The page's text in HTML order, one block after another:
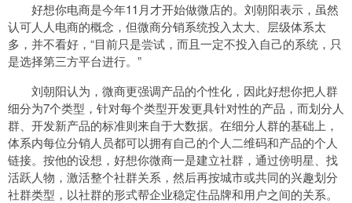
好想你电商是今年11月才开始做微店的。刘朝阳表示，虽然
认可人人电商的概念，但微商分销系统投入太大、层级体系太
多，并不看好，“目前只是尝试，而且一定不投入自己的系统，只
是选择第三方平台进行。”
刘朝阳认为，微商更强调产品的个性化，因此好想你把人群
细分为7个类型，针对每个类型开发更具针对性的产品，而划分人
群、开发新产品的标准则来自于大数据。在细分人群的基础上，
体系内每位分销人员都可以拥有自己的个人二维码和产品的个人
链接。按他的设想，好想你微商一是建立社群，通过傍明星、找
活跃人物，激活整个社群关系，然后再按城市或共同的兴趣划分
社群类型，以社群的形式帮企业稳定住品牌和用户之间的关系。